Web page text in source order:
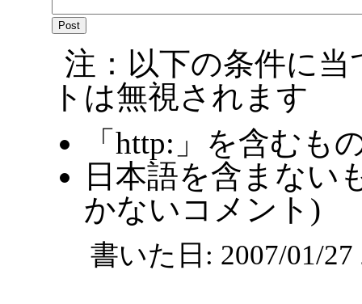
注：以下の条件に
トは無視されます
「http:」を含むも
日本語を含まない
かないコメント)
書いた日: 2007/01/